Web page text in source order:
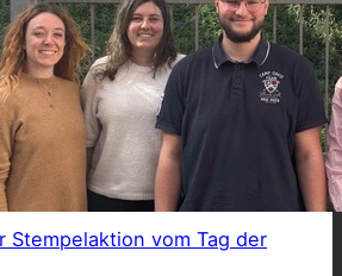
Stempelaktion vom Tag der